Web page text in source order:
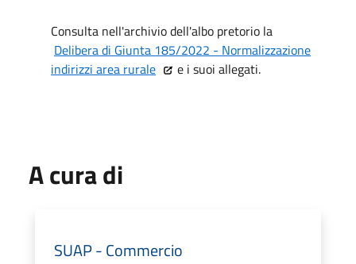
Consulta nell'archivio dell'albo pretorio la
Delibera di Giunta 185/2022 - Normalizzazione
indirizzi area rurale
e i suoi allegati.
A cura di
SUAP - Commercio